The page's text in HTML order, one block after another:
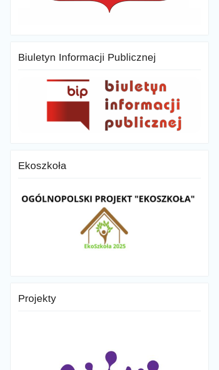
Biuletyn Informacji Publicznej
Ekoszkoła
Projekty